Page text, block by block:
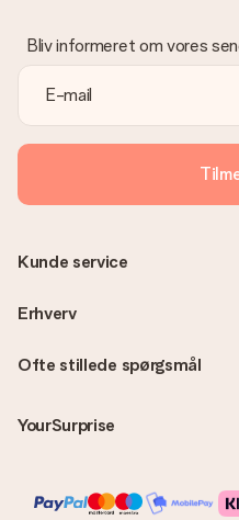
Bliv informeret om vores
Ofte stillede spørgsmål
YourSurprise
Kunde service
Erhverv